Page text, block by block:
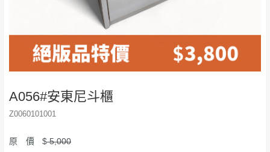
A056#安東尼斗櫃
Z0060101001
原 價 $5,000